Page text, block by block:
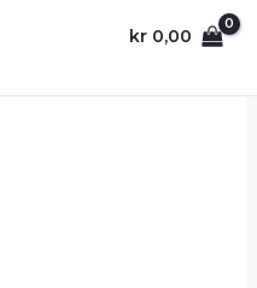
kr 0,00